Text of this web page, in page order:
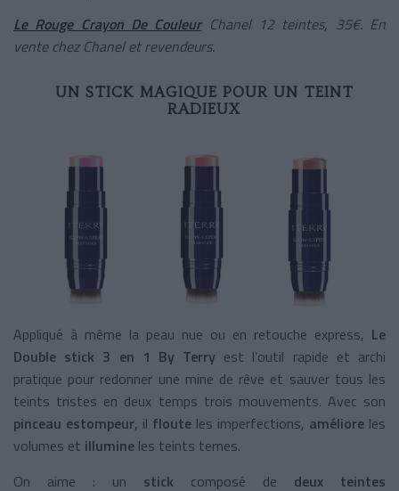
Le Rouge Crayon De CouleurChanel 12 teintes, 35€. En
vente chez Chanel et revendeurs.
UN STICK MAGIQUE POUR UN TEINT
RADIEUX
Appliqué à même la peau nue ou en retouche express, Le
Double stick 3 en 1 By Terry est l’outil rapide et archi
pratique pour redonner une mine de rêve et sauver tous les
teints tristes en deux temps trois mouvements. Avec son
pinceau estompeur, il floute les imperfections, améliore les
volumes et illumine les teints ternes.
On aime : un stick composé de deux teintes